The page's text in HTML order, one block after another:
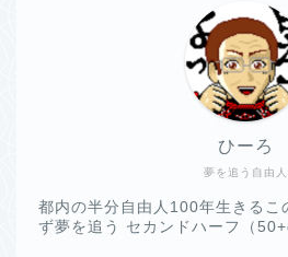
夢を追う自由人
ひーろ
都内の半分自由人100年生きるこ
ず夢を追う セカンドハーフ（